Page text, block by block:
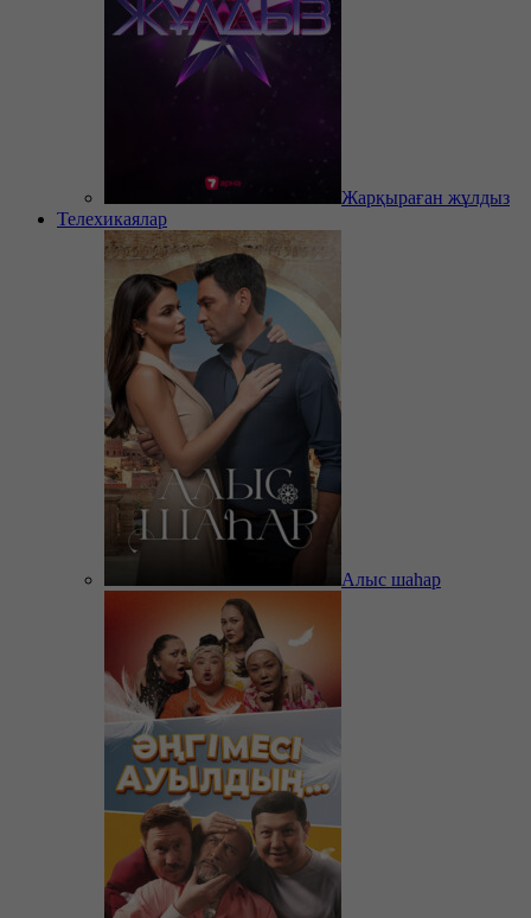
Жарқыраған жұлдыз
Телехикаялар
Алыс шаһар